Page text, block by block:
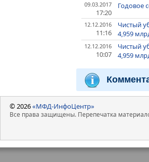
09.03.2017
17:20
Годовое
12.12.2016
11:16
Чистый
4,959
12.12.2016
10:07
Чистый
4,959
© 2026«МФД-ИнфоЦентр»
Все права защищены. Перепечатка